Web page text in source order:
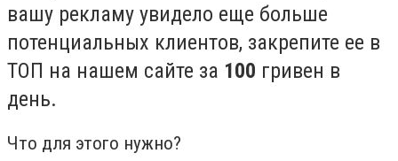
вашу рекламу увидело еще больше
потенциальных клиентов, закрепите ее в
ТОП на нашем сайте за 100 гривен в
день.
Что для этого нужно?